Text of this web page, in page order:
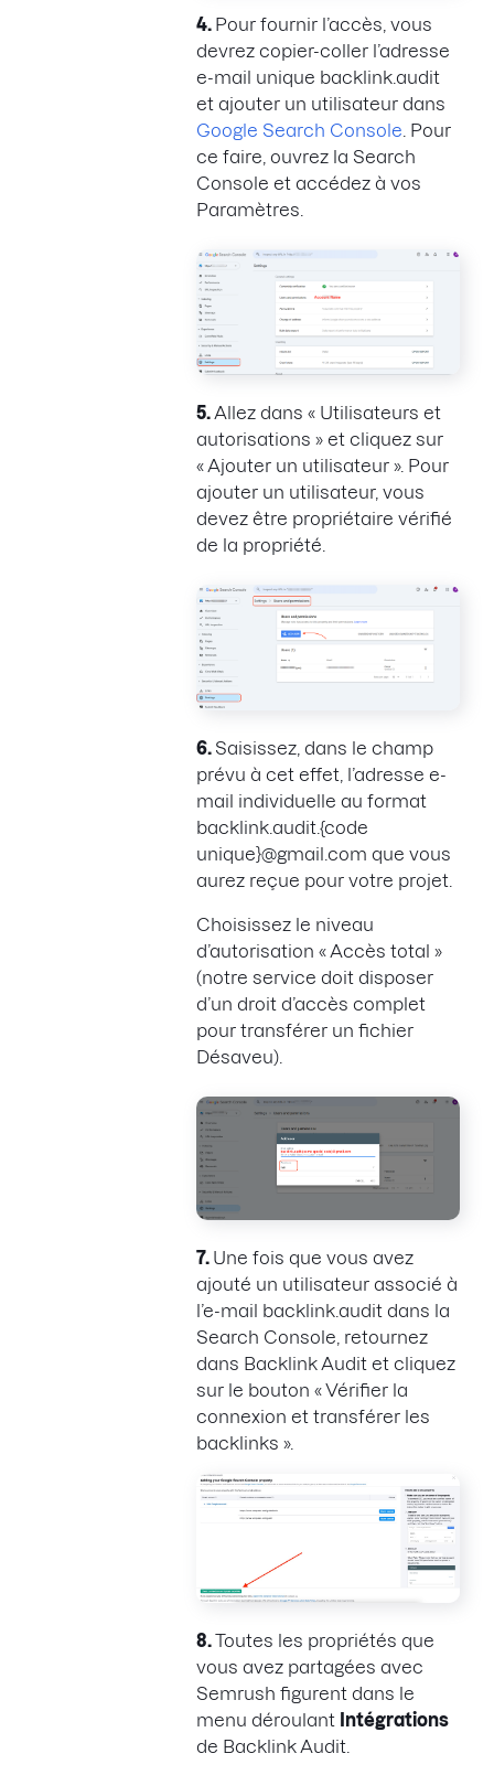
4. Pour fournir l’accès, vous
devrez copier-coller l’adresse
e-mail unique backlink.audit
et ajouter un utilisateur dans
Google Search Console . Pour
ce faire, ouvrez la Search
Console et accédez à vos
Paramètres.
5. Allez dans « Utilisateurs et
autorisations » et cliquez sur
« Ajouter un utilisateur ». Pour
ajouter un utilisateur, vous
devez être propriétaire vérifié
de la propriété.
6. Saisissez, dans le champ
prévu à cet effet, l’adresse e-
mail individuelle au format
backlink.audit.{code
unique}@gmail.com que vous
aurez reçue pour votre projet.
Choisissez le niveau
d’autorisation « Accès total »
(notre service doit disposer
d’un droit d’accès complet
pour transférer un fichier
Désaveu).
7. Une fois que vous avez
ajouté un utilisateur associé à
l’e-mail backlink.audit dans la
Search Console, retournez
dans Backlink Audit et cliquez
sur le bouton « Vérifier la
connexion et transférer les
backlinks ».
8.Toutes les propriétés que
vous avez partagées avec
Semrush figurent dans le
menu déroulant Intégrations
de Backlink Audit.